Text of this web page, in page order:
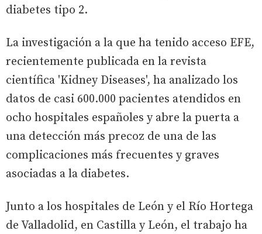
diabetes tipo 2.
La investigación a la que ha tenido acceso EFE,
recientemente publicada en la revista
científica 'Kidney Diseases', ha analizado los
datos de casi 600.000 pacientes atendidos en
ocho hospitales españoles y abre la puerta a
una detección más precoz de una de las
complicaciones más frecuentes y graves
asociadas a la diabetes.
Junto a los hospitales de León y el Río Hortega
de Valladolid, en Castilla y León, el trabajo ha